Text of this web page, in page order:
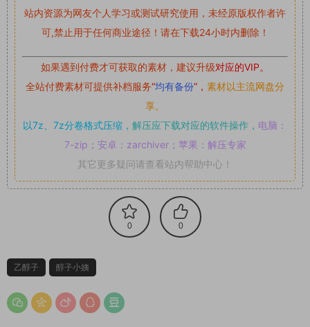
站内资源为网友个人学习或测试研究使用，未经原版权作者许
可,禁止用于任何商业途径！请在下载24小时内删除！
如果遇到付费才可获取的素材，建议升级对应的VIP。
全站付费素材可提供补档服务“均有备份”， 素材以主流网盘分
享。
以7z、7z分卷格式压缩， 解压应下载对应的软件操作， 电脑：
7-zip；安卓：zarchiver；苹果：解压专家
其它更多疑问请查看站内帮助中心！
0 0
乙醇子 醇子小姨